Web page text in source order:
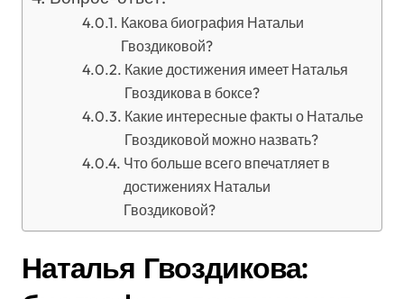
Какова биография Натальи
Гвоздиковой?
Какие достижения имеет Наталья
Гвоздикова в боксе?
Какие интересные факты о Наталье
Гвоздиковой можно назвать?
Что больше всего впечатляет в
достижениях Натальи
Гвоздиковой?
Наталья Гвоздикова: